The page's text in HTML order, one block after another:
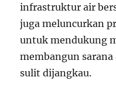
infrastruktur air
juga meluncurkan
untuk mendukung
membangun
sulit dijangkau.